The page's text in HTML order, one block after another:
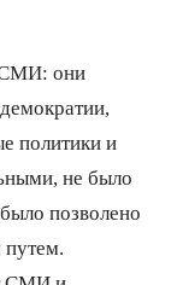
СМИ: они
демократии,
политики и
не было
позволено